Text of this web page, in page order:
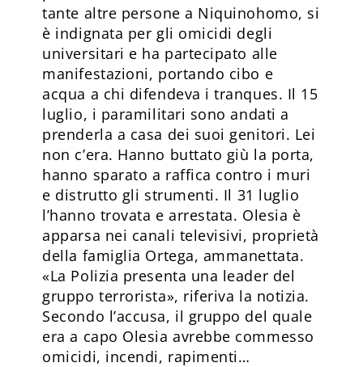
tante altre persone a Niquinohomo, si
è indignata per gli omicidi degli
universitari e ha partecipato alle
manifestazioni, portando cibo e
acqua a chi difendeva i tranques. Il 15
luglio, i paramilitari sono andati a
prenderla a casa dei suoi genitori. Lei
non c’era. Hanno buttato giù la porta,
hanno sparato a raffica contro i muri
e distrutto gli strumenti. Il 31 luglio
l’hanno trovata e arrestata. Olesia è
apparsa nei canali televisivi, proprietà
della famiglia Ortega, ammanettata.
«La Polizia presenta una leader del
gruppo terrorista», riferiva la notizia.
Secondo l’accusa, il gruppo del quale
era a capo Olesia avrebbe commesso
omicidi, incendi, rapimenti…